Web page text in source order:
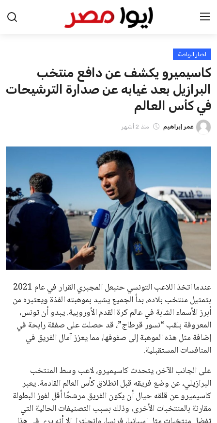
الرئيسية
اخبار مصر
عرب وعالم
اقتصاد
فن وثقافة
علوم وتكنولوجيا
المرأة والجمال
محافظات
اخبار الرياضة
كاسيميرو يكشف عن دافع منتخب
البرازيل بعد غيابه عن صدارة الترشيحات
في كأس العالم
عمر إبراهيم منذ 2 أشهر
عندما اتخذ اللاعب التونسي حنبعل المجبري القرار في عام 2021
بتمثيل منتخب بلاده، بدأ الجميع يشيد بموهبته الفذة ويعتبره من
أبرز الأسماء الشابة في عالم كرة القدم الأوروبية. يبدو أن تونس،
المعروفة بلقب “نسور قرطاج”، قد حصلت على صفقة رابحة في
إضافة مثل هذه الموهبة إلى صفوفها، مما يعزز آمال الفريق في
المنافسات المستقبلية.
على الجانب الآخر، يتحدث كاسيميرو، لاعب وسط المنتخب
البرازيلي، عن وضع فريقه قبل انطلاق كأس العالم القادمة. يعبر
كاسيميرو عن قلقه حيال أن يكون الفريق مرشحًا أقل لفوز البطولة
مقارنة بالمنتخبات الأخرى، وذلك بسبب التصنيفات الحالية التي